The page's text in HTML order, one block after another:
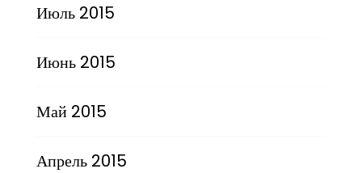
Июль 2015
Июнь 2015
Май 2015
Апрель 2015